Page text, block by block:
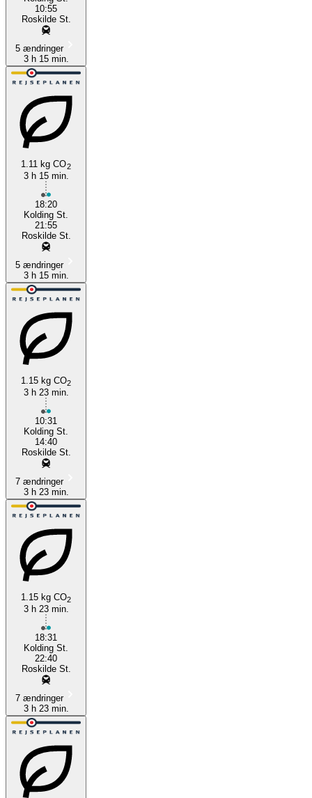
10:55
Roskilde St.
5 ændringer
3 h 15 min.
1.11 kg CO2
3 h 15 min.
18:20
Kolding St.
21:55
Roskilde St.
5 ændringer
3 h 15 min.
1.15 kg CO2
3 h 23 min.
10:31
Kolding St.
14:40
Roskilde St.
7 ændringer
3 h 23 min.
1.15 kg CO2
3 h 23 min.
18:31
Kolding St.
22:40
Roskilde St.
7 ændringer
3 h 23 min.